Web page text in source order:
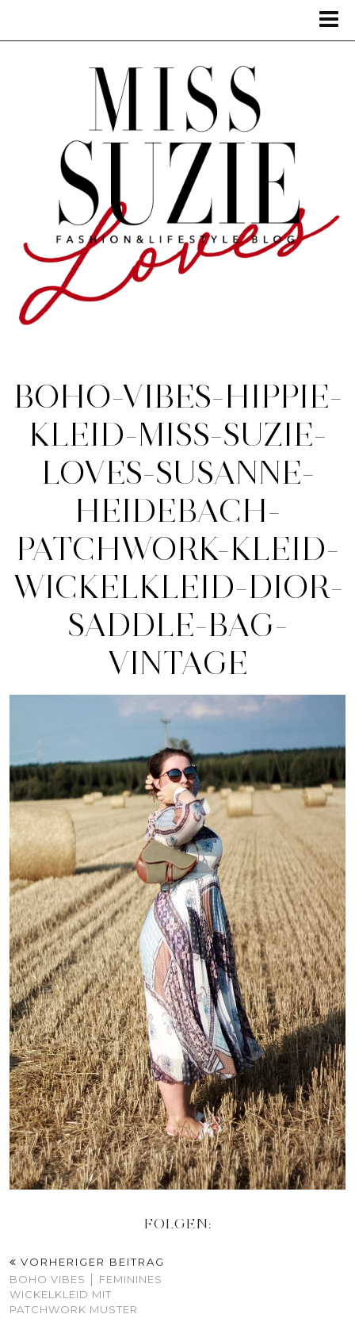
BOHO-VIBES-HIPPIE-
KLEID-MISS-SUZIE-
LOVES-SUSANNE-
HEIDEBACH-
PATCHWORK-KLEID-
WICKELKLEID-DIOR-
SADDLE-BAG-
VINTAGE
FOLGEN:
VORHERIGER BEITRAG
BOHO VIBES │ FEMININES
WICKELKLEID MIT
PATCHWORK MUSTER